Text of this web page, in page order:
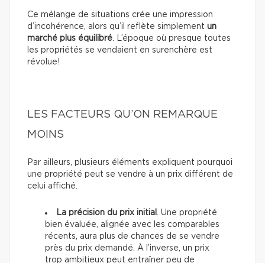
Ce mélange de situations crée une impression
d’incohérence, alors qu’il reflète simplement un
marché plus équilibré. L’époque où presque toutes
les propriétés se vendaient en surenchère est
révolue!
LES FACTEURS QU’ON REMARQUE
MOINS
Par ailleurs, plusieurs éléments expliquent pourquoi
une propriété peut se vendre à un prix différent de
celui affiché.
La précision du prix initial . Une propriété
bien évaluée, alignée avec les comparables
récents, aura plus de chances de se vendre
près du prix demandé. À l’inverse, un prix
trop ambitieux peut entraîner peu de